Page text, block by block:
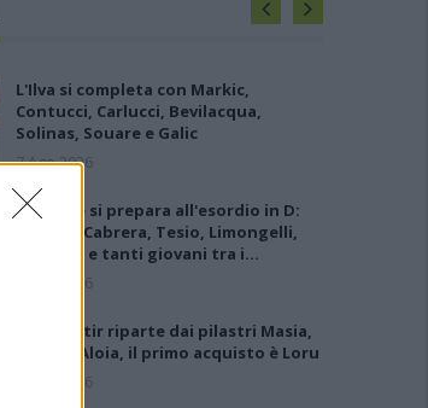
L'Ilva si completa con Markic,
Contucci, Carlucci, Bevilacqua,
Solinas, Souare e Galic
7 Ago 2026
L'Ossese si prepara all'esordio in D:
Forzati, Cabrera, Tesio, Limongelli,
Bolzicco e tanti giovani tra i…
7 Ago 2026
Il Monastir riparte dai pilastri Masia,
Pinna e Aloia, il primo acquisto è Loru
7 Ago 2026